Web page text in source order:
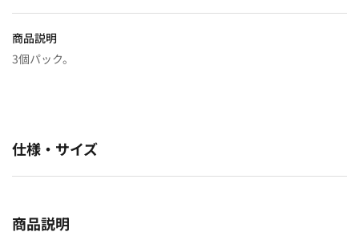
商品説明
3個パック。
仕様・サイズ
商品説明